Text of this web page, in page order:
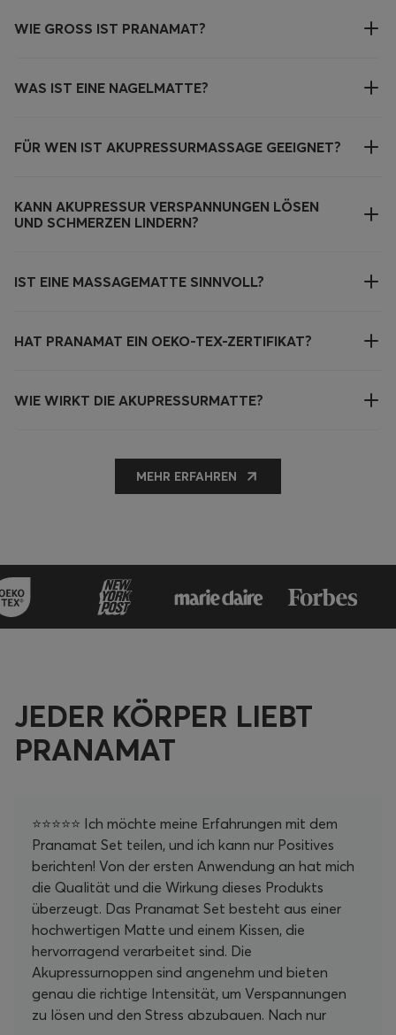
WIE GROSS IST PRANAMAT?
WAS IST EINE NAGELMATTE?
FÜR WEN IST AKUPRESSURMASSAGE GEEIGNET?
KANN AKUPRESSUR VERSPANNUNGEN LÖSEN
UND SCHMERZEN LINDERN?
IST EINE MASSAGEMATTE SINNVOLL?
HAT PRANAMAT EIN OEKO-TEX-ZERTIFIKAT?
WIE WIRKT DIE AKUPRESSURMATTE?
MEHR ERFAHREN
JEDER KÖRPER LIEBT
PRANAMAT
⭐⭐⭐⭐⭐ Ich möchte meine Erfahrungen mit dem
Pranamat Set teilen, und ich kann nur Positives
berichten! Von der ersten Anwendung an hat mich
die Qualität und die Wirkung dieses Produkts
überzeugt. Das Pranamat Set besteht aus einer
hochwertigen Matte und einem Kissen, die
hervorragend verarbeitet sind. Die
Akupressurnoppen sind angenehm und bieten
genau die richtige Intensität, um Verspannungen
zu lösen und den Stress abzubauen. Nach nur